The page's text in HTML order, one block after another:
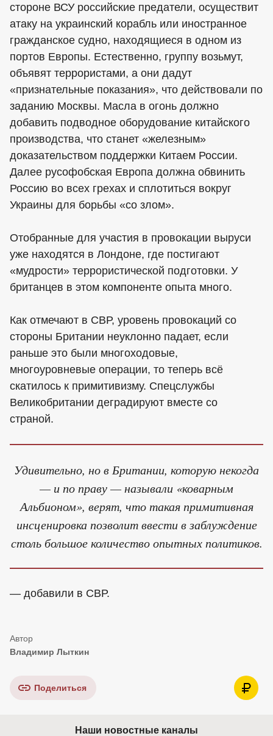
стороне ВСУ российские предатели, осуществит
атаку на украинский корабль или иностранное
гражданское судно, находящиеся в одном из
портов Европы. Естественно, группу возьмут,
объявят террористами, а они дадут
«признательные показания», что действовали по
заданию Москвы. Масла в огонь должно
добавить подводное оборудование китайского
производства, что станет «железным»
доказательством поддержки Китаем России.
Далее русофобская Европа должна обвинить
Россию во всех грехах и сплотиться вокруг
Украины для борьбы «со злом».
Отобранные для участия в провокации выруси
уже находятся в Лондоне, где постигают
«мудрости» террористической подготовки. У
британцев в этом компоненте опыта много.
Как отмечают в СВР, уровень провокаций со
стороны Британии неуклонно падает, если
раньше это были многоходовые,
многоуровневые операции, то теперь всё
скатилось к примитивизму. Спецслужбы
Великобритании деградируют вместе со
страной.
Удивительно, но в Британии, которую некогда
— и по праву — называли «коварным
Альбионом», верят, что такая примитивная
инсценировка позволит ввести в заблуждение
столь большое количество опытных политиков.
— добавили в СВР.
Владимир Лыткин
Поделиться
Наши новостные каналы